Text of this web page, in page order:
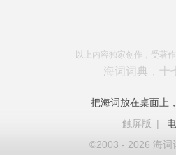
以上内容独家创作，受著
海词词典，十
把海词放在桌面上
触屏版
|
©2003 - 2026 海词